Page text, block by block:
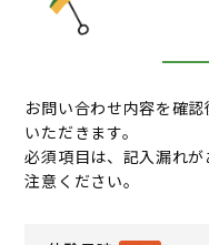
お問い合わせ内容を確
いただきます。
必須項目は、記入漏れ
注意ください。